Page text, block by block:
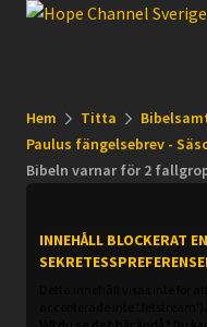
Hem Titta
Paulus fängelsebrev -
Bibeln varnar för 2
INNEHÅLL BLOCKERAT